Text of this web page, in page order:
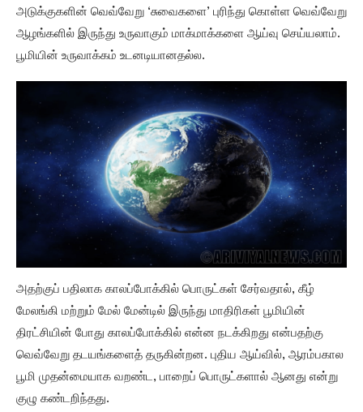
அடுக்குகளின் வெவ்வேறு ‘சுவைகளை’ புரிந்து கொள்ள வெவ்வேறு
ஆழங்களில் இருந்து உருவாகும் மாக்மாக்களை ஆய்வு செய்யலாம்.
பூமியின் உருவாக்கம் உடனடியானதல்ல.
அதற்குப் பதிலாக காலப்போக்கில் பொருட்கள் சேர்வதால், கீழ்
மேலங்கி மற்றும் மேல் மேன்டில் இருந்து மாதிரிகள் பூமியின்
திரட்சியின் போது காலப்போக்கில் என்ன நடக்கிறது என்பதற்கு
வெவ்வேறு தடயங்களைத் தருகின்றன. புதிய ஆய்வில், ஆரம்பகால
பூமி முதன்மையாக வறண்ட, பாறைப் பொருட்களால் ஆனது என்று
குழு கண்டறிந்தது.